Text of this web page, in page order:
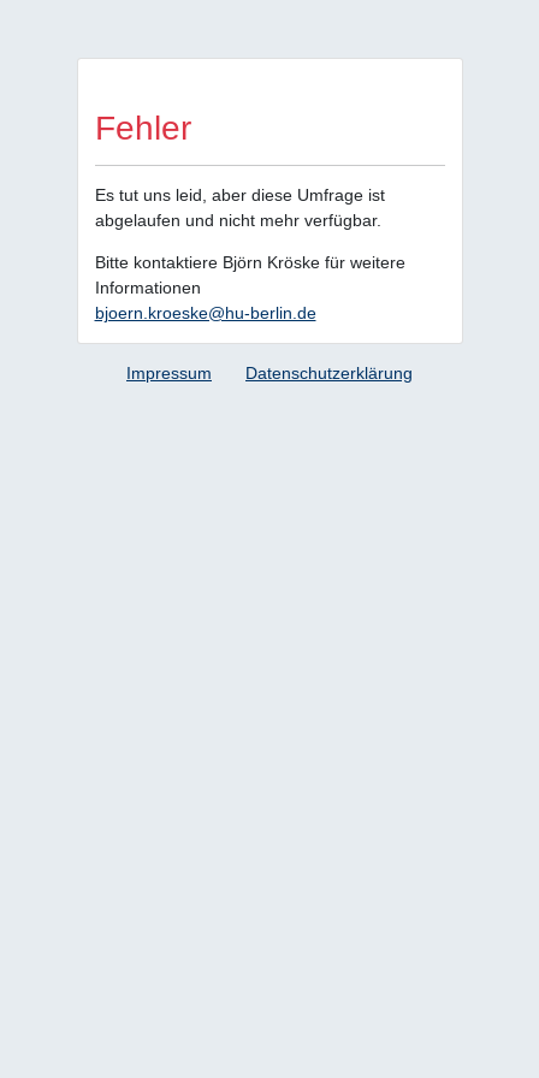
Fehler
Es tut uns leid, aber diese Umfrage ist
abgelaufen und nicht mehr verfügbar.
Bitte kontaktiere Björn Kröske für weitere
Informationen
bjoern.kroeske@hu-berlin.de
Impressum Datenschutzerklärung